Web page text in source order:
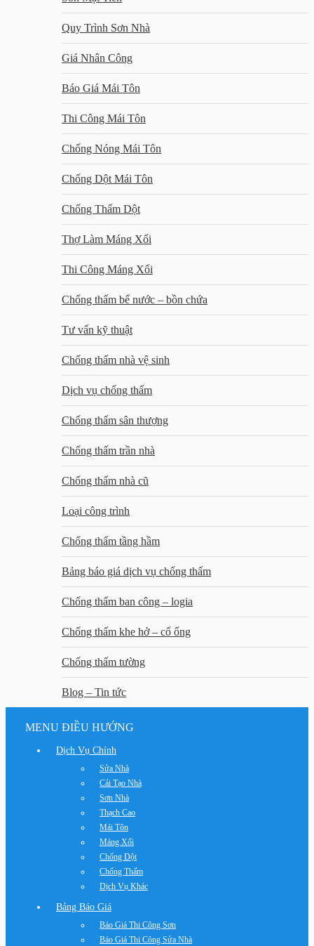
Quy Trình Sơn Nhà
Giá Nhân Công
Báo Giá Mái Tôn
Thi Công Mái Tôn
Chống Nóng Mái Tôn
Chống Dột Mái Tôn
Chống Thấm Dột
Thợ Làm Máng Xối
Thi Công Máng Xối
Chống thấm bể nước – bồn chứa
Tư vấn kỹ thuật
Chống thấm nhà vệ sinh
Dịch vụ chống thấm
Chống thấm sân thượng
Chống thấm trần nhà
Chống thấm nhà cũ
Loại công trình
Chống thấm tầng hầm
Bảng báo giá dịch vụ chống thấm
Chống thấm ban công – logia
Chống thấm khe hở – cổ ống
Chống thấm tường
Blog – Tin tức
MENU ĐIỀU HƯỚNG
Dịch Vụ Chính
Sửa Nhà
Cải Tạo Nhà
Sơn Nhà
Thạch Cao
Mái Tôn
Máng Xối
Chống Dột
Chống Thấm
Dịch Vụ Khác
Bảng Báo Giá
Báo Giá Thi Công Sơn
Báo Giá Thi Công Sửa Nhà